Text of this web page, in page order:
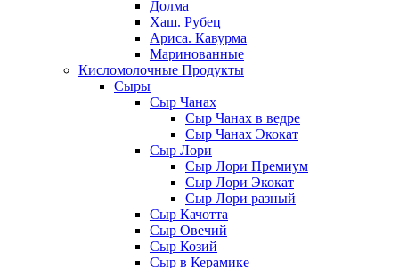
Долма
Хаш. Рубец
Ариса. Кавурма
Маринованные
Кисломолочные Продукты
Сыры
Сыр Чанах
Сыр Чанах в ведре
Сыр Чанах Экокат
Сыр Лори
Сыр Лори Премиум
Сыр Лори Экокат
Сыр Лори разный
Сыр Качотта
Сыр Овечий
Сыр Козий
Сыр в Керамике